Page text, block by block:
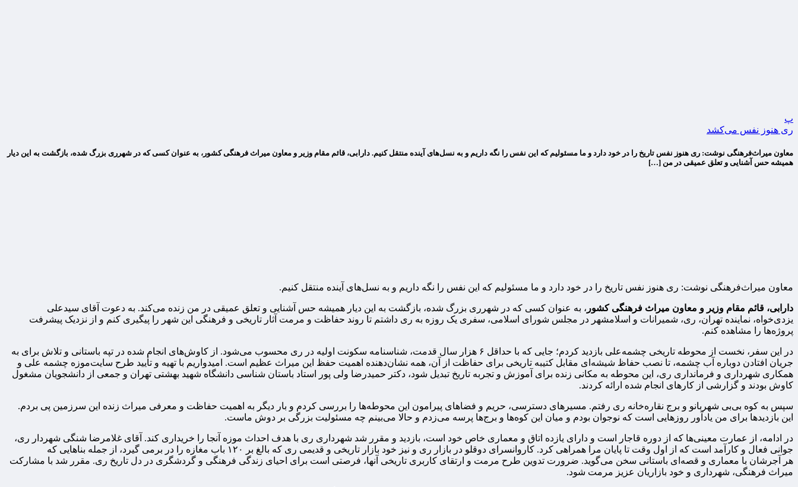
پ
ری هنوز نفس می‌کشد
معاون میراث‌فرهنگی نوشت: ری هنوز نفس تاریخ را در خود دارد و ما مسئولیم که این نفس را نگه داریم و به نسل‌های آینده منتقل کنیم. دارابی، قائم مقام وزیر و معاون میراث فرهنگی کشور، به عنوان کسی که در شهرری بزرگ شده، بازگشت به این دیار
همیشه حس آشنایی و تعلق عمیقی در من […]
معاون میراث‌فرهنگی نوشت: ری هنوز نفس تاریخ را در خود دارد و ما مسئولیم که این نفس را نگه داریم و به نسل‌های آینده منتقل کنیم.
دارابی، قائم مقام وزیر و معاون میراث فرهنگی کشور ، به عنوان کسی که در شهرری بزرگ شده، بازگشت به این دیار همیشه حس آشنایی و تعلق عمیقی در من زنده می‌کند. به دعوت آقای سیدعلی
یزدی‌خواه، نماینده تهران، ری، شمیرانات و اسلامشهر در مجلس شورای اسلامی، سفری یک روزه به ری داشتم تا روند حفاظت و مرمت آثار تاریخی و فرهنگی این شهر را پیگیری کنم و از نزدیک پیشرفت
پروژه‌ها را مشاهده کنم.
در این سفر، نخست از محوطه تاریخی چشمه‌علی بازدید کردم؛ جایی که با حداقل ۶ هزار سال قدمت، شناسنامه سکونت اولیه در ری محسوب می‌شود. از کاوش‌های انجام شده در تپه باستانی و تلاش برای به
جریان افتادن دوباره آب چشمه، تا نصب حفاظ شیشه‌ای مقابل کتیبه تاریخی برای حفاظت از آن، همه نشان‌دهنده اهمیت حفظ این میراث عظیم است. امیدواریم با تهیه و تأیید طرح سایت‌موزه چشمه علی و
همکاری شهرداری و فرمانداری ری، این محوطه به مکانی زنده برای آموزش و تجربه تاریخ تبدیل شود، دکتر حمیدرضا ولی پور استاد باستان شناسی دانشگاه شهید بهشتی تهران و جمعی از دانشجویان مشغول
کاوش بودند و گزارشی از کارهای انجام شده ارائه کردند.
سپس به کوه بی‌بی شهربانو و برج نقاره‌خانه ری رفتم. مسیرهای دسترسی، حریم و فضاهای پیرامون این محوطه‌ها را بررسی کردم و بار دیگر به اهمیت حفاظت و معرفی میراث زنده این سرزمین پی بردم.
این بازدیدها برای من یادآور روزهایی است که نوجوان بودم و میان این کوه‌ها و برج‌ها پرسه می‌زدم و حالا می‌بینم چه مسئولیت بزرگی بر دوش ماست.
در ادامه، از عمارت معینی‌ها که از دوره قاجار است و دارای یازده اتاق و معماری خاص خود است، بازدید و مقرر شد شهرداری ری با هدف احداث موزه آنجا را خریداری کند. آقای غلامرضا شنگی شهردار ری،
جوانی فعال و کارآمد است که از اول وقت تا پایان مرا همراهی کرد. کاروانسرای دوقلو در بازار ری و نیز خود بازار تاریخی و قدیمی ری که بالغ بر ۱۲۰ باب مغازه را در برمی گیرد، از جمله بناهایی که
هر آجرشان با معماری و قصه‌ای باستانی سخن می‌گوید. ضرورت تدوین طرح مرمت و ارتقای کاربری تاریخی آنها، فرصتی است برای احیای زندگی فرهنگی و گردشگری در دل تاریخ ری. مقرر شد با مشارکت
میراث فرهنگی، شهرداری و خود بازاریان عزیز مرمت شود.